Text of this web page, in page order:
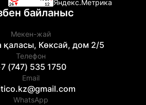
байланыс
Мекен-жай
қаласы, Көксай, дом 2/5
Телефон
(747) 535 1750
Email
WhatsApp